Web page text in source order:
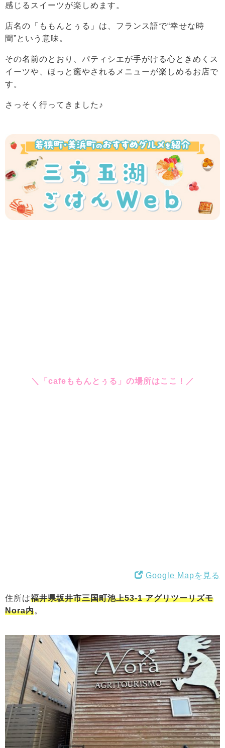
感じるスイーツが楽しめます。
店名の「ももんとぅる」は、フランス語で“幸せな時
間”という意味。
その名前のとおり、パティシエが手がける心ときめくス
イーツや、ほっと癒やされるメニューが楽しめるお店で
す。
さっそく行ってきました♪
＼「cafeももんとぅる」の場所はここ！／
Google Mapを見る
住所は福井県坂井市三国町池上53-1 アグリツーリズモ
Nora内。